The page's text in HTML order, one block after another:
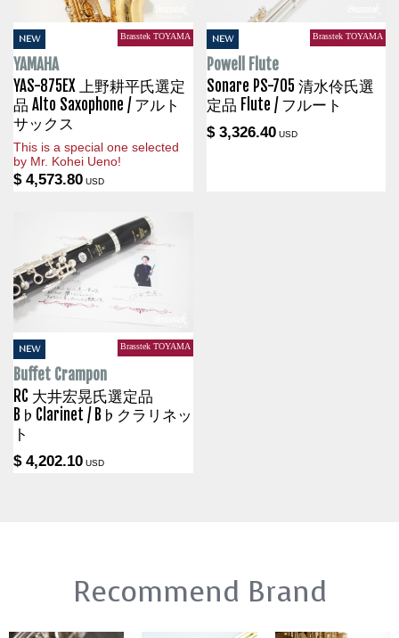
NEW Brasstek TOYAMA
YAMAHA
YAS-875EX 上野耕平氏選定
品 Alto Saxophone / アルト
サックス
This is a special one selected
by Mr. Kohei Ueno!
$ 4,573.80 USD
NEW Brasstek TOYAMA
Powell Flute
Sonare PS-705 清水伶氏選
定品 Flute / フルート
$ 3,326.40USD
NEW Brasstek TOYAMA
Buffet Crampon
RC 大井宏晃氏選定品
B♭Clarinet / B♭クラリネッ
ト
$ 4,202.10 USD
Recommend Brand